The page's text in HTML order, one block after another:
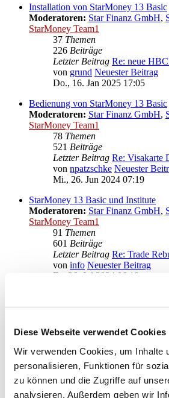
Diese Webseite verwendet Cookies
Wir verwenden Cookies, um Inhalte
personalisieren, Funktionen für
zu können und die Zugriffe auf
analysieren. Außerdem geben wir
Installation von StarMoney 13 Basic
Moderatoren: Star Finanz GmbH,
StarMoney Team1
37 Themen
226 Beiträge
Letzter Beitrag Re: neue
von grund Neuester Beitrag
Do., 16. Jan 2025 17:05
Bedienung von StarMoney 13 Basic
Moderatoren: Star Finanz GmbH,
StarMoney Team1
78 Themen
521 Beiträge
Letzter Beitrag Re:
von npatzschke Neuester
Mi., 26. Jun 2024 07:19
StarMoney 13 Basic und Institute
Moderatoren: Star Finanz GmbH,
StarMoney Team1
91 Themen
601 Beiträge
Letzter Beitrag Re: Trade
von info Neuester Beitrag
Fr., 26. Jul 2024 06:18
Anregungen und Wünsche zu
Moderatoren: Star Finanz GmbH,
Gehe zu
Star Finanz GmbH
↳ Ankündigungen der Star Finanz
↳ Inhalte OnlineUpdates